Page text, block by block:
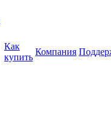
Как
купить
Компания